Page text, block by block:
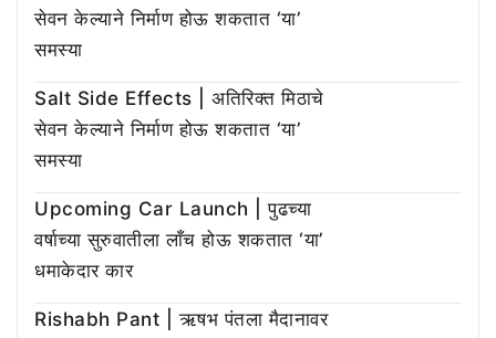
सेवन केल्याने निर्माण होऊ शकतात ‘या’
समस्या
Salt Side Effects | अतिरिक्त मिठाचे
सेवन केल्याने निर्माण होऊ शकतात ‘या’
समस्या
Upcoming Car Launch | पुढच्या
वर्षाच्या सुरुवातीला लाँच होऊ शकतात ‘या’
धमाकेदार कार
Rishabh Pant | ऋषभ पंतला मैदानावर